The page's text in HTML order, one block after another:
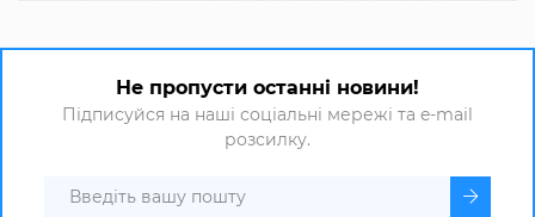
Не пропусти останні новини!
Підписуйся на наші соціальні мережі та e-mail
розсилку.